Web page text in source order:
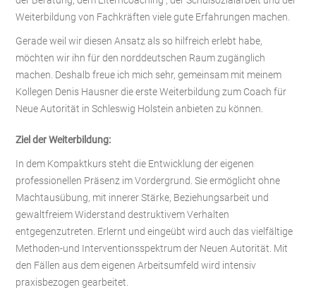
Weiterbildung von Fachkräften viele gute Erfahrungen machen.
Gerade weil wir diesen Ansatz als so hilfreich erlebt habe,
möchten wir ihn für den norddeutschen Raum zugänglich
machen. Deshalb freue ich mich sehr, gemeinsam mit meinem
Kollegen Denis Hausner die erste Weiterbildung zum Coach für
Neue Autorität in Schleswig Holstein anbieten zu können.
Ziel der Weiterbildung:
In dem Kompaktkurs steht die Entwicklung der eigenen
professionellen Präsenz im Vordergrund. Sie ermöglicht ohne
Machtausübung, mit innerer Stärke, Beziehungsarbeit und
gewaltfreiem Widerstand destruktivem Verhalten
entgegenzutreten. Erlernt und eingeübt wird auch das vielfältige
Methoden-und Interventionsspektrum der Neuen Autorität. Mit
den Fällen aus dem eigenen Arbeitsumfeld wird intensiv
praxisbezogen gearbeitet.